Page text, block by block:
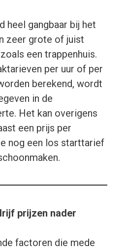
heel gangbaar bij het
zeer grote of juist
een trappenhuis.
per uur of per
berekend, wordt
in de
Het kan overigens
een prijs per
nog een los starttarief
prijzen nader
factoren die mede